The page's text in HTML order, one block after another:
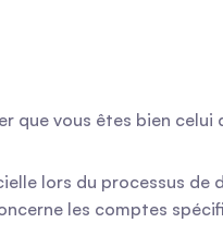
vous êtes bien celui
lors du processus de
les comptes